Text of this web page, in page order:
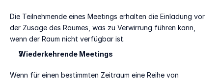
Die Teilnehmende eines Meetings erhalten die Einladung vor
der Zusage des Raumes, was zu Verwirrung führen kann,
wenn der Raum nicht verfügbar ist.
Wiederkehrende Meetings
Wenn für einen bestimmten Zeitraum eine Reihe von